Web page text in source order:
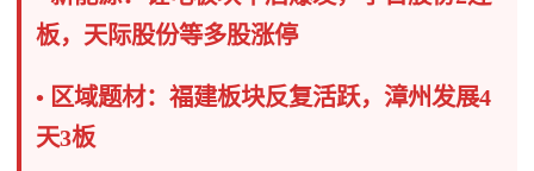
板，天际股份等多股涨停
• 区域题材：福建板块反复活跃，漳州发展4
天3板